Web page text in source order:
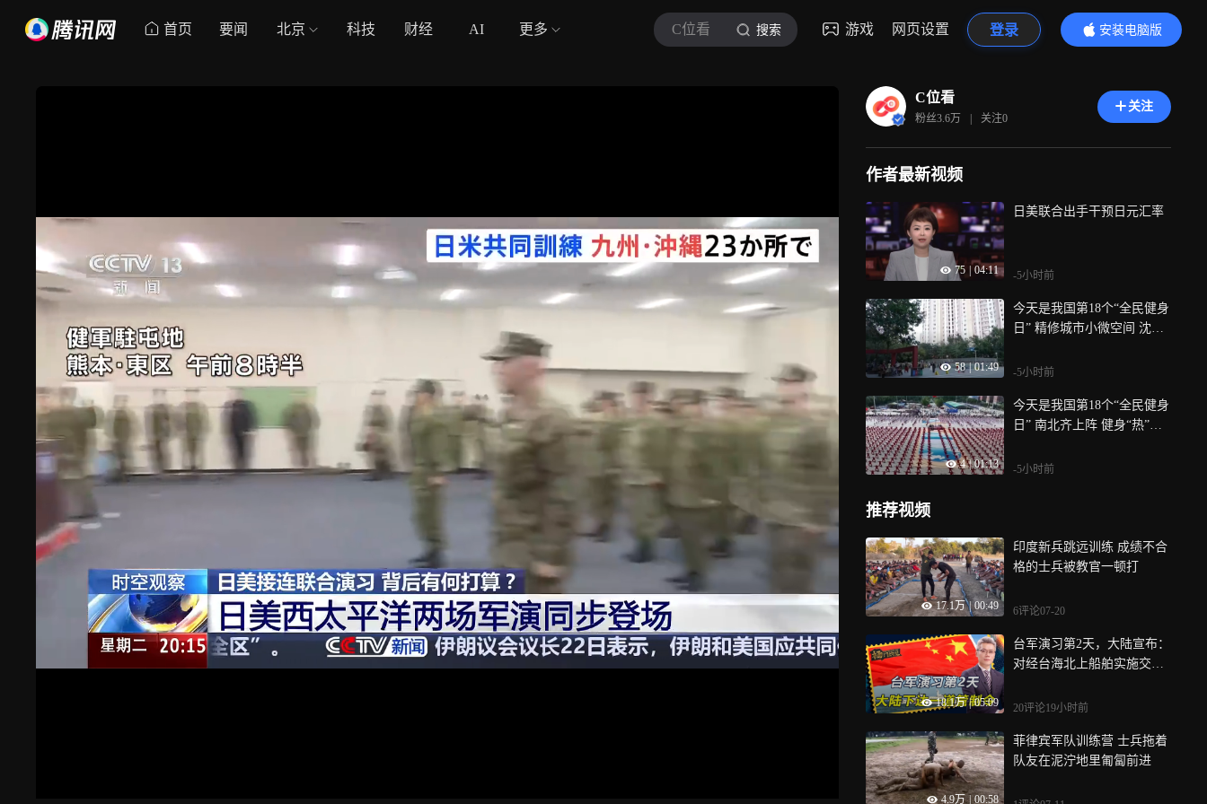
首页 要闻 北京 科技 财经 AI 更多 C位看 搜索 游戏 网页设置 登录
安装电脑版
内容更精彩
C位看
粉丝3.6万 | 关注0
关注
作者最新视频
75 04:11
日美联合出手干预日元汇率
-5小时前
58 | 01:49
今天是我国第18个“全民健身
日” 精修城市小微空间 沈阳
-5小时前
4 | 01:13
今天是我国第18个“全民健身
日” 南北齐上阵 健身“热”起
-5小时前
推荐视频
17.1万 | 00:49
印度新兵跳远训练 成绩不合
格的士兵被教官一顿打
6评论07-20
18.1万 | 05:09
台军演习第2天，大陆宣布：
对经台海北上船舶实施交通
20评论19小时前
4.9万 | 00:58
菲律宾军队训练营 士兵拖着
队友在泥泞地里匍匐前进